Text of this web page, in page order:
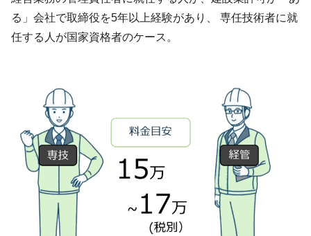
る」会社で取締役を5年以上経験があり、 専任技術者に就
任する人が国家資格者のケース。